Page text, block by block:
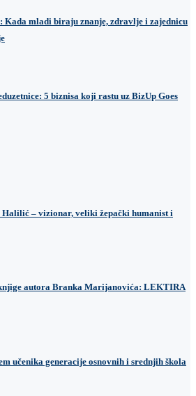
Kada mladi biraju znanje, zdravlje i zajednicu
5 biznisa koji rastu uz BizUp Goes
Halilić – vizionar, veliki žepački humanist i
autora Branka Marijanovića: LEKTIRA
učenika generacije osnovnih i srednjih škola